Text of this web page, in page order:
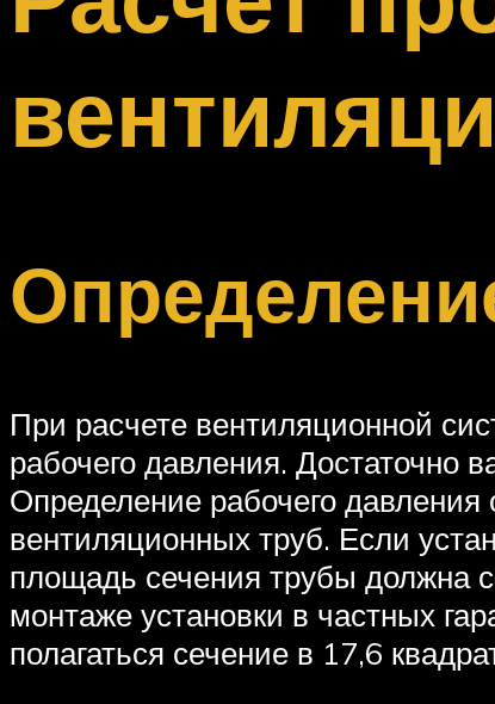
При расчете вентиляционной
рабочего давления. Достаточно
Определение рабочего
вентиляционных труб. Если
площадь сечения трубы должна
монтаже установки в частных
полагаться сечение в 17,6